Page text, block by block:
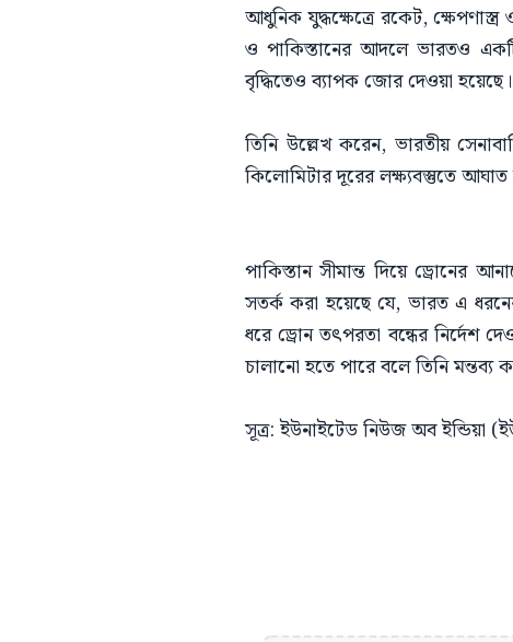
​আধুনিক যুদ্ধক্ষেত্রে রকেট,
ও পাকিস্তানের আদলে ভারতও একটি
বৃদ্ধিতেও ব্যাপক জোর দেওয়া হয়েছে।
​তিনি উল্লেখ করেন, ভারতীয়
কিলোমিটার দূরের লক্ষ্যবস্তুতে
​পাকিস্তান সীমান্ত দিয়ে ড্রোনের
সতর্ক করা হয়েছে যে, ভারত এ
ধরে ড্রোন তৎপরতা বন্ধের নির্দেশ
চালানো হতে পারে বলে তিনি মন্তব্য
​সূত্র: ইউনাইটেড নিউজ অব ইন্ডিয়া